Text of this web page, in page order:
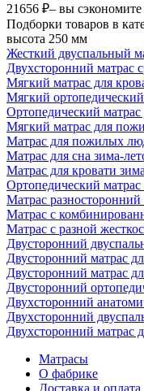
21656 ₽– вы сэкономите
Подборки товаров в
высота 250 мм
Жесткий двуспальный
Двухсторонний матрас
Мягкий матрас для
Мягкий
Ортопедический
Мягкий матрас для
Матрас для пожилых
Матрас для сна зима-
Матрас для кровати
Ортопедический
Матрас
Матрас с
Матрас с разной
Двусторонний
Двусторонний матрас
Двусторонний матрас
Двусторонний
Двухсторонний
Двухсторонний
Двухсторонний матрас
Матрасы
О фабрике
Доставка и оплата